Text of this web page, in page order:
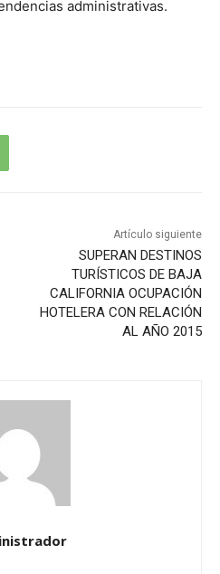
administrativas.
Artículo siguiente
SUPERAN DESTINOS
TURÍSTICOS DE BAJA
CALIFORNIA OCUPACIÓN
HOTELERA CON RELACIÓN
AL AÑO 2015